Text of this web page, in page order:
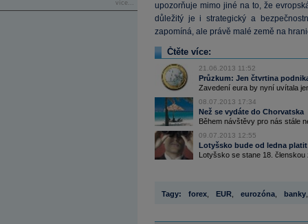
více...
upozorňuje mimo jiné na to, že
důležitý je i strategický a
zapomíná, ale právě malé země na
Čtěte více:
21.06.2013 11:52
Průzkum: Jen čtvrtina
Zavedení eura by nyní uvítala
08.07.2013 17:34
Než se vydáte do Chorvatska
Během návštěvy pro nás stále
09.07.2013 12:55
Lotyšsko bude od ledna
Lotyšsko se stane 18. členskou
Tagy: forex EUR eurozóna banky